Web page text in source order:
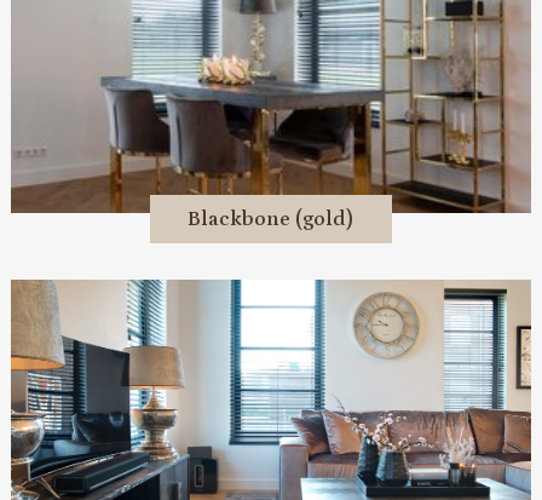
Blackbone (gold)